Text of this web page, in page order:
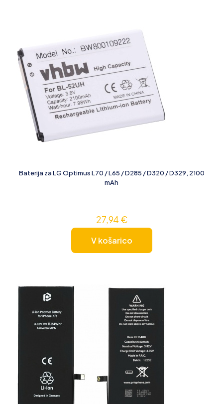
Baterija za LG Optimus L70 / L65 / D285 / D320 / D329, 2100
mAh
27,94 €
V košarico